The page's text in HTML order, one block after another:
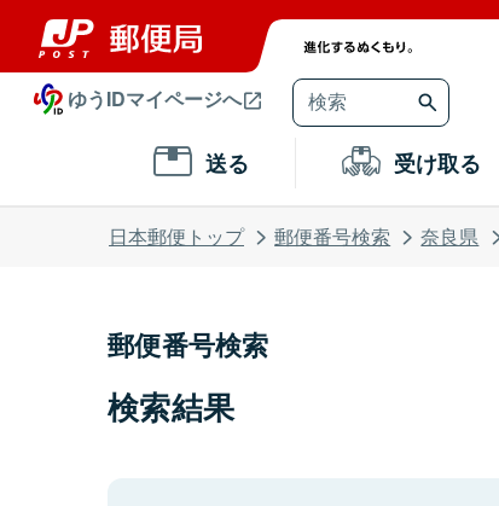
ゆうIDマイページへ
送る 受け取る
日本郵便トップ 郵便番号検索 奈良県
郵便番号検索
検索結果